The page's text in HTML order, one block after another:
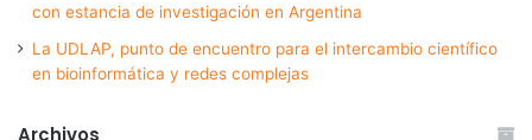
con estancia de investigación en Argentina
La UDLAP, punto de encuentro para el intercambio científico
en bioinformática y redes complejas
Archivos